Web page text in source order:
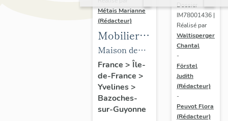
Métais Marianne
(Rédacteur)
Mobilier
de la
maison
Louis
Carré
Maison de
villégiature
dite maison
Louis Carré
France > Île-
de-France >
Yvelines>
Bazoches-
sur-Guyonne
Dossier
IM78001436 |
Réalisé par
Waltisperger
Chantal
-
Förstel
Judith
(Rédacteur)
-
Peuvot Flora
(Rédacteur)